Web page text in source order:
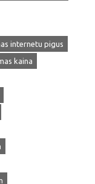
internetu pigus
kaina